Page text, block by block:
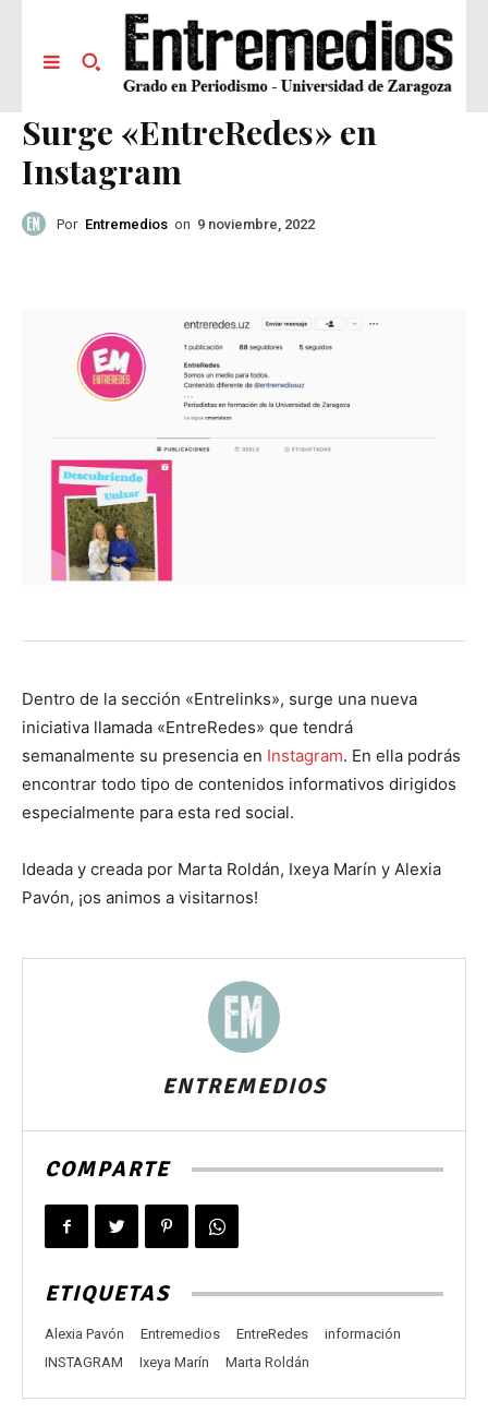
Surge «EntreRedes» en
Instagram
Por Entremedios on 9 noviembre, 2022
Dentro de la sección «Entrelinks», surge una nueva
iniciativa llamada «EntreRedes» que tendrá
semanalmente su presencia en Instagram. En ella podrás
encontrar todo tipo de contenidos informativos dirigidos
especialmente para esta red social.
Ideada y creada por Marta Roldán, Ixeya Marín y Alexia
Pavón, ¡os animos a visitarnos!
ENTREMEDIOS
COMPARTE
ETIQUETAS
Alexia Pavón Entremedios EntreRedes
información
INSTAGRAM
Ixeya Marín Marta Roldán